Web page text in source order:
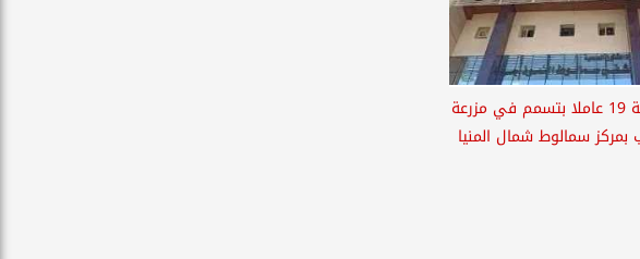
إصابة 19 عاملا بتسمم في مزرعة
بمركز سمالوط شمال المنيا